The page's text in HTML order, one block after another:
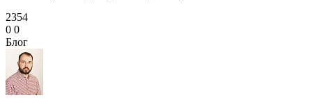
2354
0 0
Блог